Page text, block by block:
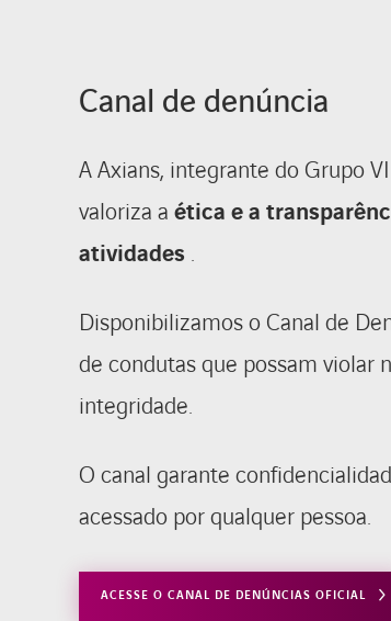
Canal de denúncia
A Axians, integrante do Grupo
valoriza a ética e a
atividades .
Disponibilizamos o Canal de
de condutas que possam violar
integridade.
O canal garante
acessado por qualquer pessoa.
ACESSE O CANAL DE DENÚNCIAS OFICIAL